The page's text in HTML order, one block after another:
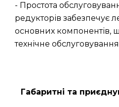
- Простота
редукторів забезпечує
основних компонентів,
технічне
Габаритні та